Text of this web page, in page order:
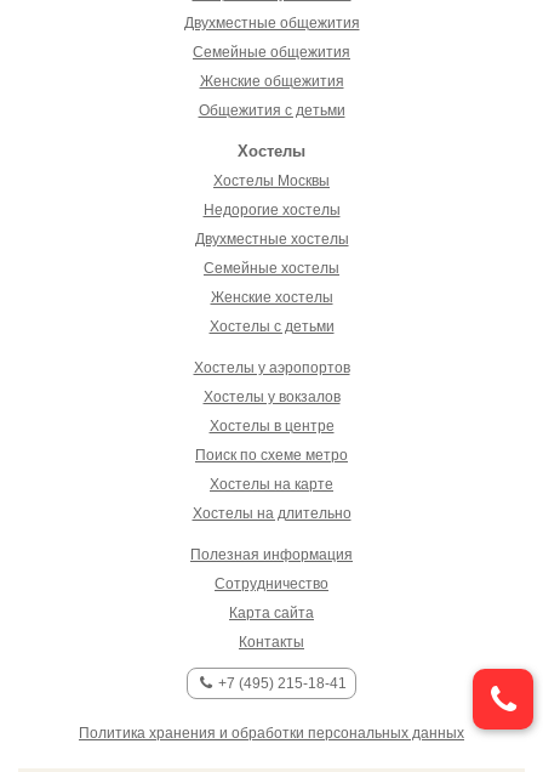
Двухместные общежития
Семейные общежития
Женские общежития
Общежития с детьми
Хостелы
Хостелы Москвы
Недорогие хостелы
Двухместные хостелы
Семейные хостелы
Женские хостелы
Хостелы с детьми
Хостелы у аэропортов
Хостелы у вокзалов
Хостелы в центре
Поиск по схеме метро
Хостелы на карте
Хостелы на длительно
Полезная информация
Сотрудничество
Карта сайта
Контакты
+7 (495) 215-18-41
Политика хранения и обработки персональных данных